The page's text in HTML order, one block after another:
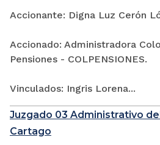
Accionante: Digna Luz Cerón
Accionado: Administradora
Pensiones - COLPENSIONES.
Vinculados: Ingris Lorena...
Juzgado 03 Administrativo
Cartago